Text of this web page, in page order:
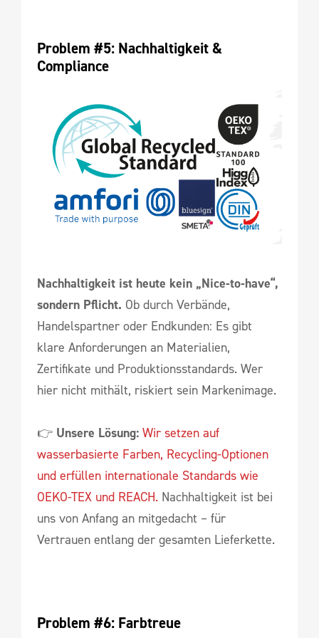
Problem #5: Nachhaltigkeit &
Compliance
Nachhaltigkeit ist heute kein „Nice-to-have“,
sondern Pflicht. Ob durch Verbände,
Handelspartner oder Endkunden: Es gibt
klare Anforderungen an Materialien,
Zertifikate und Produktionsstandards. Wer
hier nicht mithält, riskiert sein Markenimage.
👉 Unsere Lösung: Wir setzen auf
wasserbasierte Farben, Recycling-Optionen
und erfüllen internationale Standards wie
OEKO-TEX und REACH. Nachhaltigkeit ist bei
uns von Anfang an mitgedacht – für
Vertrauen entlang der gesamten Lieferkette.
Problem #6: Farbtreue